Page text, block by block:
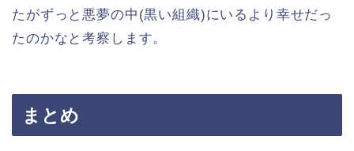
たがずっと悪夢の中(黒い組織)にいるより幸せだっ
たのかなと考察します。
まとめ